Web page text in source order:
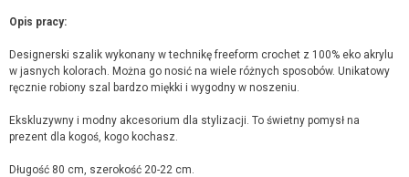
Opis pracy:
Designerski szalik wykonany w technikę freeform crochet z 100% eko akrylu
w jasnych kolorach. Można go nosić na wiele różnych sposobów. Unikatowy
ręcznie robiony szal bardzo miękki i wygodny w noszeniu.
Ekskluzywny i modny akcesorium dla stylizacji. To świetny pomysł na
prezent dla kogoś, kogo kochasz.
Długość 80 cm, szerokość 20-22 cm.